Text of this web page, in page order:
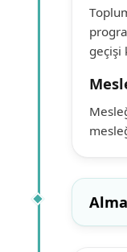
geçişi